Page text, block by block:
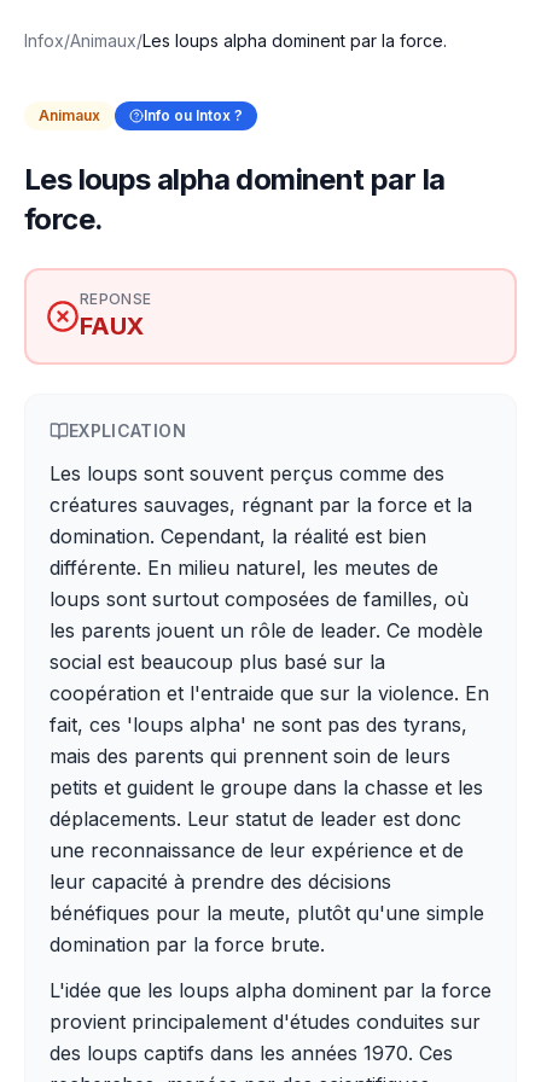
Infox/Animaux/Les loups alpha dominent par la force.
Animaux Info ou Intox ?
Les loups alpha dominent par la
force.
REPONSE
FAUX
EXPLICATION
Les loups sont souvent perçus comme des
créatures sauvages, régnant par la force et la
domination. Cependant, la réalité est bien
différente. En milieu naturel, les meutes de
loups sont surtout composées de familles, où
les parents jouent un rôle de leader. Ce modèle
social est beaucoup plus basé sur la
coopération et l'entraide que sur la violence. En
fait, ces 'loups alpha' ne sont pas des tyrans,
mais des parents qui prennent soin de leurs
petits et guident le groupe dans la chasse et les
déplacements. Leur statut de leader est donc
une reconnaissance de leur expérience et de
leur capacité à prendre des décisions
bénéfiques pour la meute, plutôt qu'une simple
domination par la force brute.
L'idée que les loups alpha dominent par la force
provient principalement d'études conduites sur
des loups captifs dans les années 1970. Ces